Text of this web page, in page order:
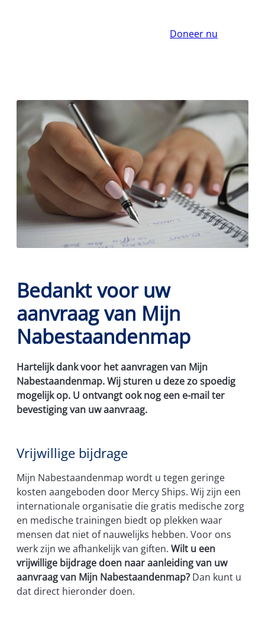
Doneer nu
Bedankt voor uw
aanvraag van Mijn
Nabestaandenmap
Hartelijk dank voor het aanvragen van Mijn
Nabestaandenmap. Wij sturen u deze zo spoedig
mogelijk op. U ontvangt ook nog een e-mail ter
bevestiging van uw aanvraag.
Vrijwillige bijdrage
Mijn Nabestaandenmap wordt u tegen geringe
kosten aangeboden door Mercy Ships. Wij zijn een
internationale organisatie die gratis medische zorg
en medische trainingen biedt op plekken waar
mensen dat niet of nauwelijks hebben. Voor ons
werk zijn we afhankelijk van giften. Wilt u een
vrijwillige bijdrage doen naar aanleiding van uw
aanvraag van Mijn Nabestaandenmap? Dan kunt u
dat direct hieronder doen.